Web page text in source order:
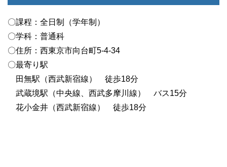
〇課程：全日制（学年制）
〇学科：普通科
〇住所：西東京市向台町5-4-34
〇最寄り駅
田無駅（西武新宿線） 徒歩18分
武蔵境駅（中央線、西武多摩川線） バス15分
花小金井（西武新宿線） 徒歩18分